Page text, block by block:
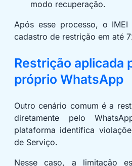
modo recuperação.
Após esse processo, o
cadastro de restrição em até
Restrição aplicada
próprio WhatsApp
Outro cenário comum é a
diretamente pelo
plataforma identifica
de Serviço.
Nesse caso, a limitação